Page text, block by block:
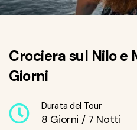
Crociera sul Nilo e
Giorni
Durata del Tour
8 Giorni / 7 Notti